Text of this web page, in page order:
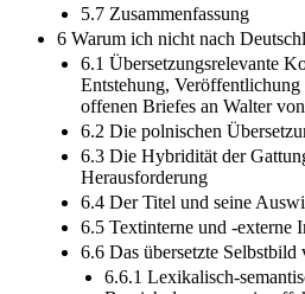
5.7 Zusammenfassung
6 Warum ich nicht nach
6.1 Übersetzungsrelevante
Entstehung,
offenen Briefes an Walter
6.2 Die polnischen
6.3 Die Hybridität der
Herausforderung
6.4 Der Titel und seine
6.5 Textinterne und -externe
6.6 Das übersetzte
6.6.1 Lexikalisch-